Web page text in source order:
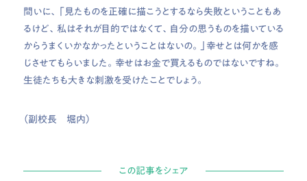
問いに、「見たものを正確に描こうとするなら失敗ということもあ
るけど、私はそれが目的ではなくて、自分の思うものを描いている
からうまくいかなかったということはないの。」幸せとは何かを感
じさせてもらいました。幸せはお金で買えるものではないですね。
生徒たちも大きな刺激を受けたことでしょう。
（副校長 堀内）
この記事をシェア